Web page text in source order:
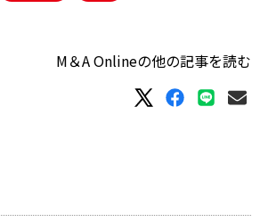
M＆A Onlineの他の記事を読む